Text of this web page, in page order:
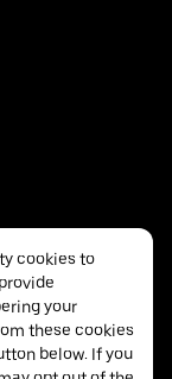
cookies to
your
these cookies
below. If you